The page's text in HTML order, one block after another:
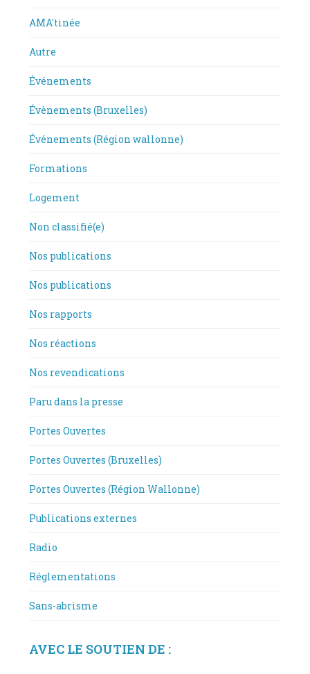
AMA'tinée
Autre
Événements
Évènements (Bruxelles)
Événements (Région wallonne)
Formations
Logement
Non classifié(e)
Nos publications
Nos publications
Nos rapports
Nos réactions
Nos revendications
Paru dans la presse
Portes Ouvertes
Portes Ouvertes (Bruxelles)
Portes Ouvertes (Région Wallonne)
Publications externes
Radio
Réglementations
Sans-abrisme
AVEC LE SOUTIEN DE :